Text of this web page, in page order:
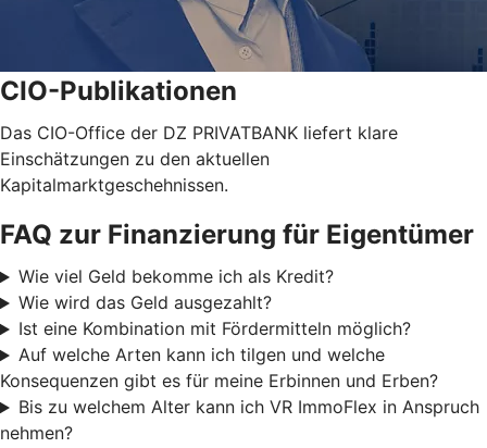
CIO-Publikationen
Das CIO-Office der DZ PRIVATBANK liefert klare
Einschätzungen zu den aktuellen
Kapitalmarktgeschehnissen.
FAQ zur Finanzierung für Eigentümer
Wie viel Geld bekomme ich als Kredit?
Wie wird das Geld ausgezahlt?
Ist eine Kombination mit Fördermitteln möglich?
Auf welche Arten kann ich tilgen und welche
Konsequenzen gibt es für meine Erbinnen und Erben?
Bis zu welchem Alter kann ich VR ImmoFlex in Anspruch
nehmen?